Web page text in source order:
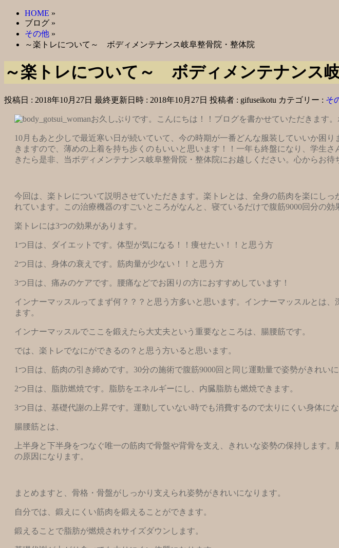
HOME »
ブログ »
その他 »
～楽トレについて～ ボディメンテナンス岐阜整骨院・整体院
～楽トレについて～ ボディメンテナンス
投稿日 : 2018年10月27日 最終更新日時 : 2018年10月27日 投稿者 : gifuseikotu カテゴリー : そ
お久しぶりです。こんにちは！！ブログを書かせていただきます
10月もあと少しで最近寒い日が続いていて、今の時期が一番どんな服装していいか困
きますので、薄めの上着を持ち歩くのもいいと思います！！一年も終盤になり、学生
きたら是非、当ボディメンテナンス岐阜整骨院・整体院にお越しください。心からお待
今回は、楽トレについて説明させていただきます。楽トレとは、全身の筋肉を楽にし
れています。この治療機器のすごいところがなんと、寝ているだけで腹筋9000回分の効
楽トレには3つの効果があります。
1つ目は、ダイエットです。体型が気になる！！痩せたい！！と思う方
2つ目は、身体の衰えです。筋肉量が少ない！！と思う方
3つ目は、痛みのケアです。腰痛などでお困りの方におすすめしています！
インナーマッスルってまず何？？？と思う方多いと思います。インナーマッスルとは
ます。
インナーマッスルでここを鍛えたら大丈夫という重要なところは、腸腰筋です。
では、楽トレでなにができるの？と思う方いると思います。
1つ目は、筋肉の引き締めです。30分の施術で腹筋9000回と同じ運動量で姿勢がきれい
2つ目は、脂肪燃焼です。脂肪をエネルギーにし、内臓脂肪も燃焼できます。
3つ目は、基礎代謝の上昇です。運動していない時でも消費するので太りにくい身体にな
腸腰筋とは、
上半身と下半身をつなぐ唯一の筋肉で骨盤や背骨を支え、きれいな姿勢の保持します
の原因になります。
まとめますと、骨格・骨盤がしっかり支えられ姿勢がきれいになります。
自分では、鍛えにくい筋肉を鍛えることができます。
鍛えることで脂肪が燃焼されサイズダウンします。